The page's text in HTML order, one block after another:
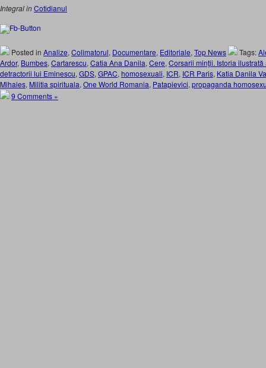
Integral inCotidianul
Posted in Analize, Colimatorul, Documentare, Editoriale, Top News Tags:
Ardor, Bumbes, Cartarescu, Catia Ana Danila, Cere, Corsarii minţii. Istoria
detractorii lui Eminescu, GDS, GPAC, homosexuali, ICR, ICR Paris, Katia Danila
Mihaies, Militia spirituala, One World Romania, Patapievici, propaganda
9 Comments »